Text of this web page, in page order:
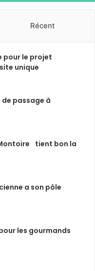
Récent
pour le projet
unique
de passage à
tient bon la
a son pôle
les gourmands